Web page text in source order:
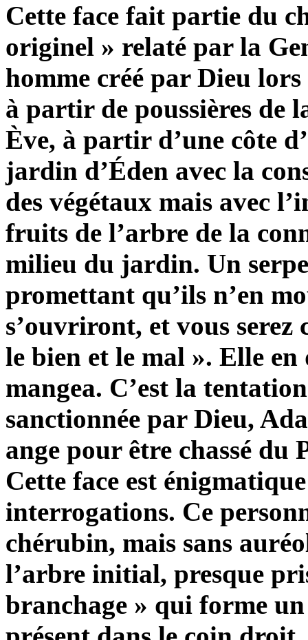
Cette face fait partie du
originel » relaté par la
homme créé par Dieu
à partir de poussières de
Ève, à partir d’une côte
jardin d’Éden avec la
des végétaux mais avec
fruits de l’arbre de la
milieu du jardin. Un
promettant qu’ils n’en
s’ouvriront, et vous serez
le bien et le mal ». Elle
mangea. C’est la
sanctionnée par Dieu,
ange pour être chassé du
Cette face est
interrogations. Ce
chérubin, mais sans
l’arbre initial, presque
branchage » qui forme